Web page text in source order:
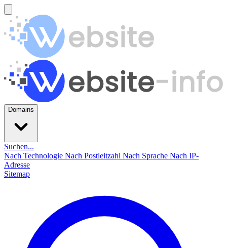
Domains
Suchen...
Nach Technologie Nach Postleitzahl Nach Sprache Nach IP-
Adresse
Sitemap